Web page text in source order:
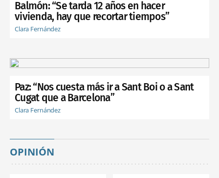
Balmón: “Se tarda 12 años en hacer
vivienda, hay que recortar tiempos”
Clara Fernández
Paz: “Nos cuesta más ir a Sant Boi o a Sant
Cugat que a Barcelona”
Clara Fernández
OPINIÓN